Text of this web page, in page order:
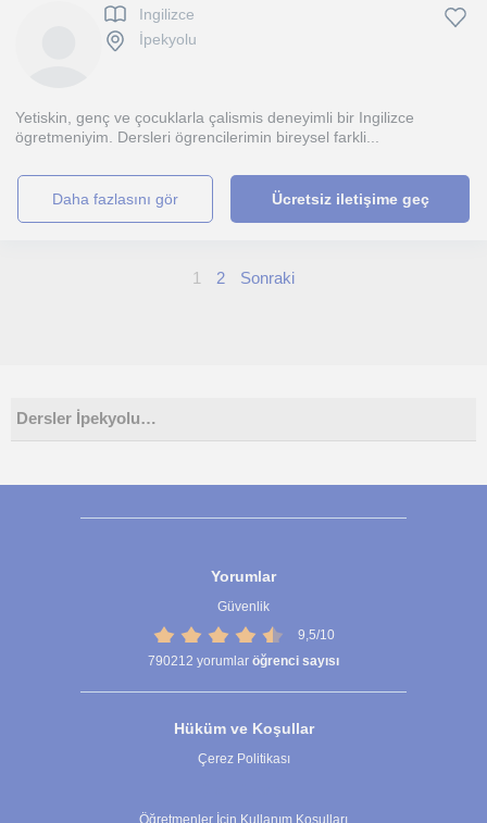
Ingilizce
İpekyolu
Yetiskin, genç ve çocuklarla çalismis deneyimli bir Ingilizce
ögretmeniyim. Dersleri ögrencilerimin bireysel farkli...
daha fazlasını gör Ücretsiz iletişime geç
1 2 Sonraki
Dersler İpekyolu…
Yorumlar
Güvenlik
9,5/10
790212 yorumlar öğrenci sayısı
Hüküm ve Koşullar
Çerez Politikası